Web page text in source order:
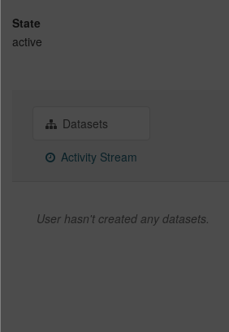
State
active
Datasets
Activity Stream
User hasn't created any datasets.